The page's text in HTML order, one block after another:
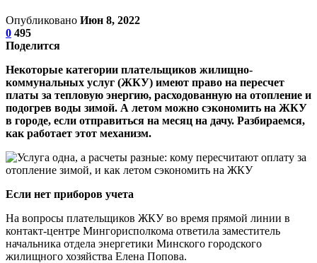
Опубликовано Июн 8, 2022
0 495
Поделится
Некоторые категории плательщиков жилищно-
коммунальных услуг (ЖКУ) имеют право на пересчет
платы за тепловую энергию, расходованную на отопление и
подогрев воды зимой. А летом можно сэкономить на ЖКУ
в городе, если отправиться на месяц на дачу. Разбираемся,
как работает этот механизм.
Если нет приборов учета
На вопросы плательщиков ЖКУ во время прямой линии в
контакт-центре Мингорисполкома ответила заместитель
начальника отдела энергетики Минского городского
жилищного хозяйства Елена Попова.